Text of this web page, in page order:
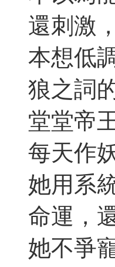
還刺激，
本想低
狼之詞
堂堂帝
每天作
她用系
命運，
她不爭